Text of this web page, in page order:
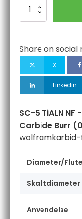
SC-
Alu
Tungsten
Carbide
antall
Share on social
X
Linkedin
SC-5 TiALN
Carbide Burr
wolframkarbid-
Diameter/
Skaftdiameter
Anvendelse